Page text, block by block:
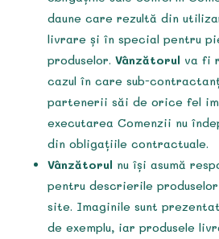
daune care rezultă din
livrare și în special pentru
produselor. Vânzătorul va fi
cazul în care sub-
partenerii săi de orice fel
executarea Comenzii nu
din obligațiile contractuale.
Vânzătorul nu își asumă
pentru descrierile
site. Imaginile sunt
de exemplu, iar produsele